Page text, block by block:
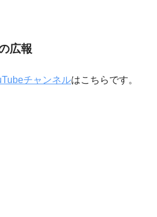
広報
チャンネルはこちらです。